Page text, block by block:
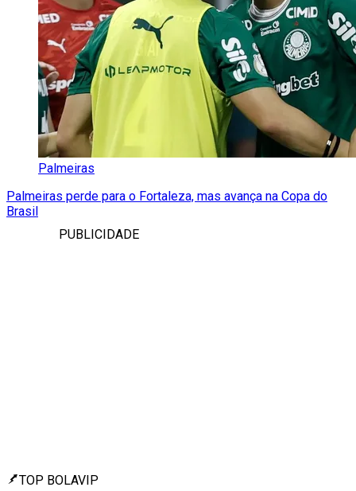
Palmeiras
Palmeiras perde para o Fortaleza, mas avança na Copa do
Brasil
PUBLICIDADE
TOP BOLAVIP